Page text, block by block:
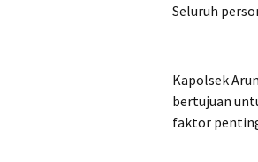
Seluruh
Kapolsek
bertujuan
faktor